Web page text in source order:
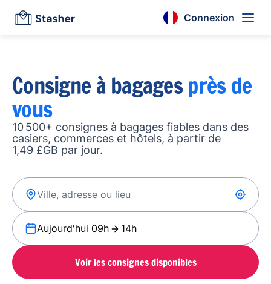
Connexion
Consigne à bagagesprès de
vous
10 500+ consignes à bagages fiables dans des
casiers, commerces et hôtels, à partir de
1,49 £GB par jour.
Aujourd'hui 09h 14h
Voir les consignes disponibles